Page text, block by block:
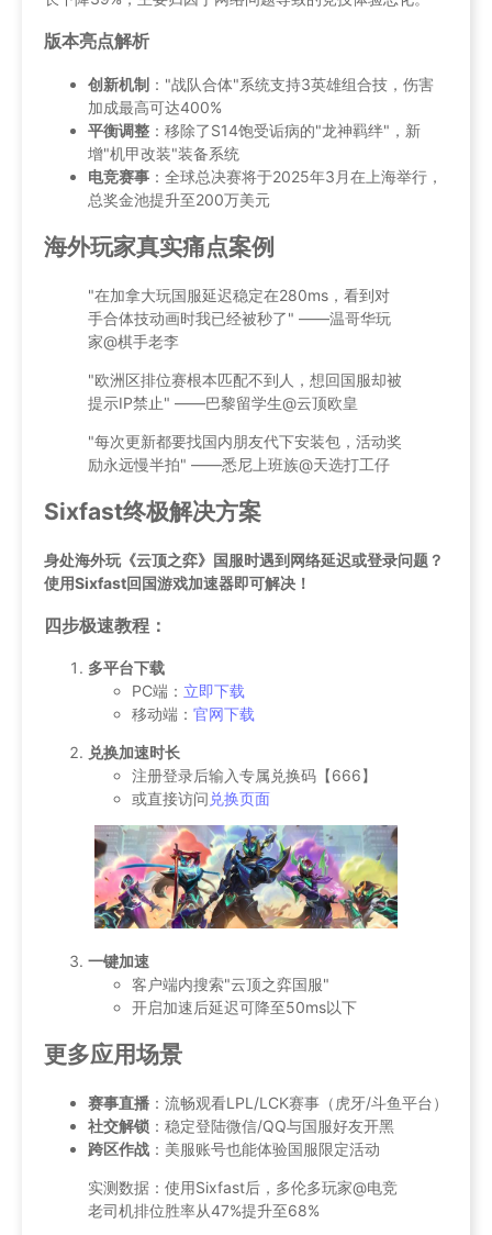
版本亮点解析
创新机制 ："战队合体"系统支持3英雄组合技，伤害
加成最高可达400%
平衡调整 ：移除了S14饱受诟病的"龙神羁绊"，新
增"机甲改装"装备系统
电竞赛事 ：全球总决赛将于2025年3月在上海举行，
总奖金池提升至200万美元
海外玩家真实痛点案例
"在加拿大玩国服延迟稳定在280ms，看到对
手合体技动画时我已经被秒了" ——温哥华玩
家@棋手老李
"欧洲区排位赛根本匹配不到人，想回国服却被
提示IP禁止" ——巴黎留学生@云顶欧皇
"每次更新都要找国内朋友代下安装包，活动奖
励永远慢半拍" ——悉尼上班族@天选打工仔
Sixfast终极解决方案
身处海外玩《云顶之弈》国服时遇到网络延迟或登录问题？
使用Sixfast回国游戏加速器即可解决！
四步极速教程：
多平台下载
PC端： 立即下载
移动端： 官网下载
兑换加速时长
注册登录后输入专属兑换码【666】
或直接访问 兑换页面
一键加速
客户端内搜索"云顶之弈国服"
开启加速后延迟可降至50ms以下
更多应用场景
赛事直播 ：流畅观看LPL/LCK赛事（虎牙/斗鱼平台）
社交解锁 ：稳定登陆微信/QQ与国服好友开黑
跨区作战 ：美服账号也能体验国服限定活动
实测数据：使用Sixfast后，多伦多玩家@电竞
老司机排位胜率从47%提升至68%